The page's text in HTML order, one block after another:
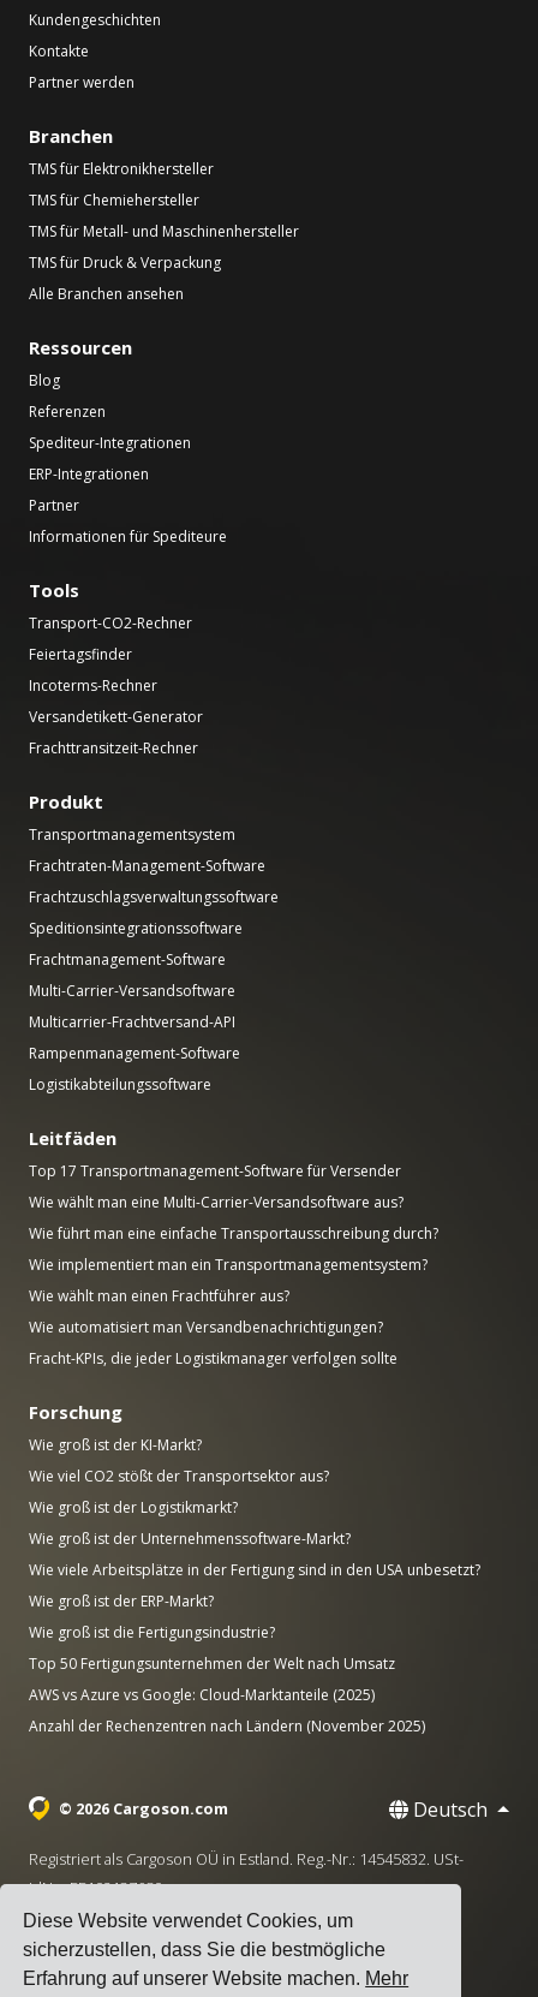
Diese Website verwendet Cookies, um
sicherzustellen, dass Sie die bestmögliche
Erfahrung auf unserer Website machen. Mehr
Kundengeschichten
Kontakte
Partner werden
Branchen
TMS für Elektronikhersteller
TMS für Chemiehersteller
TMS für Metall- und Maschinenhersteller
TMS für Druck & Verpackung
Alle Branchen ansehen
Ressourcen
Blog
Referenzen
Spediteur-Integrationen
ERP-Integrationen
Partner
Informationen für Spediteure
Tools
Transport-CO2-Rechner
Feiertagsfinder
Incoterms-Rechner
Versandetikett-Generator
Frachttransitzeit-Rechner
Produkt
Transportmanagementsystem
Frachtraten-Management-Software
Frachtzuschlagsverwaltungssoftware
Speditionsintegrationssoftware
Frachtmanagement-Software
Multi-Carrier-Versandsoftware
Multicarrier-Frachtversand-API
Rampenmanagement-Software
Logistikabteilungssoftware
Leitfäden
Top 17 Transportmanagement-Software für Versender
Wie wählt man eine Multi-Carrier-Versandsoftware aus?
Wie führt man eine einfache Transportausschreibung durch?
Wie implementiert man ein Transportmanagementsystem?
Wie wählt man einen Frachtführer aus?
Wie automatisiert man Versandbenachrichtigungen?
Fracht-KPIs, die jeder Logistikmanager verfolgen sollte
Forschung
Wie groß ist der KI-Markt?
Wie viel CO2 stößt der Transportsektor aus?
Wie groß ist der Logistikmarkt?
Wie groß ist der Unternehmenssoftware-Markt?
Wie viele Arbeitsplätze in der Fertigung sind in den USA unbesetzt?
Wie groß ist der ERP-Markt?
Wie groß ist die Fertigungsindustrie?
Top 50 Fertigungsunternehmen der Welt nach Umsatz
AWS vs Azure vs Google: Cloud-Marktanteile (2025)
Anzahl der Rechenzentren nach Ländern (November 2025)
© 2026 Cargoson.com Deutsch
Registriert als Cargoson OÜ in Estland. Reg.-Nr.: 14545832. USt-
IdNr.: EE102137680.
Hauptsitz: Pärnu mnt. 141, 11314 Tallinn, Estland
·hello@cargoson.com